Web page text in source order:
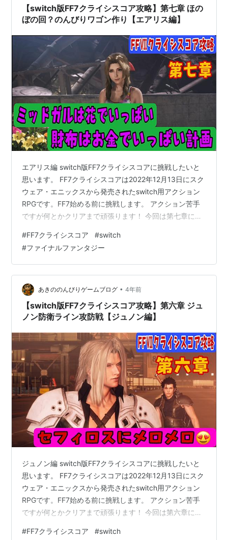
【SFC版ドラクエ５攻略28…
【switch版FF7クライシスコア攻略】第七章 ほの
ぼの回？のんびりワゴン作り【エアリス編】
エアリス編 switch版FF7クライシスコアに挑戦したいと
思います。 FF7クライシスコアは2022年12月13日にスク
ウェア・エニックスから発売されたswitch用アクション
RPGです。FF7始める前に挑戦します。 アクション苦手
ですが何とかクリアまで頑張ります！ 今回は第七章に挑
ワゴン作りします♪ミッドガルは花でいっぱい財布はお金
でいっぱい計画です。 それではどうぞ(^_^)/
www.youtube.com 前回の様子はこちらから↓↓↓
www.youtube.com おすすめ動画はこちらから↓↓↓
【SFC版ドラクエ５攻略27】残り2…
#FF7クライシスコア #switch
#ファイナルファンタジー
あきののんびりゲームブログ • 4年前
【switch版FF7クライシスコア攻略】第六章 ジュ
ノン防衛ライン攻防戦【ジュノン編】
ジュノン編 switch版FF7クライシスコアに挑戦したいと
思います。 FF7クライシスコアは2022年12月13日にスク
ウェア・エニックスから発売されたswitch用アクション
RPGです。FF7始める前に挑戦します。 アクション苦手
ですが何とかクリアまで頑張ります！ 今回は第六章に挑
捕えていたホランダーが脱走。ホランダーを追いかけて
#FF7クライシスコア #switch